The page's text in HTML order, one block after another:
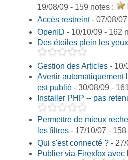
19/08/09 - 159 notes :
Accès restreint- 07/08/07
OpenID - 10/10/09 - 162
Des étoiles plein les yeux
Gestion des Articles - 10/
Avertir automatiquement
est publié - 30/08/09 -
Installer PHP -- pas
Permettre de mieux
les filtres - 17/10/07 - 158
Qui s'est connecté ? - 27/
Publier via Firexfox